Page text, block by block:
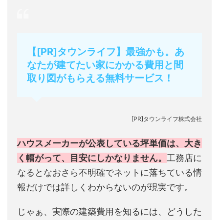
【[PR]タウンライフ】最強かも。あ
なたが建てたい家にかかる費用と間
取り図がもらえる無料サービス！
[PR]タウンライフ株式会社
ハウスメーカーが公表している坪単価は、大き
く幅がって、目安にしかなりません。 工務店に
なるとなおさら不明確でネットに落ちている情
報だけでは詳しくわからないのが現実です。
じゃぁ、実際の建築費用を知るには、どうした